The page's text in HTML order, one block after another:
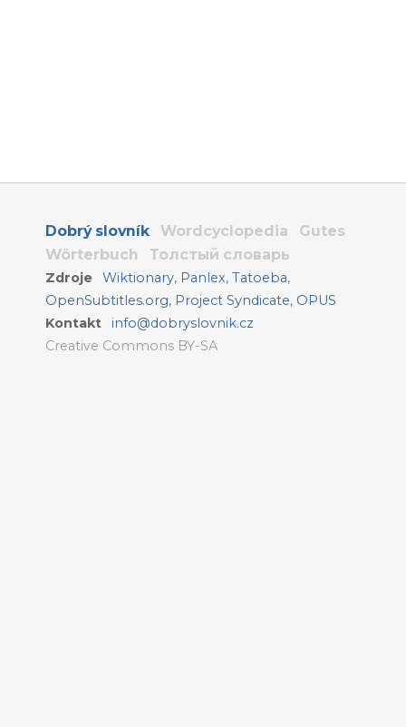
Dobrý slovník Wordcyclopedia
Gutes
Wörterbuch
Толстый словарь
Zdroje Wiktionary, Panlex,Tatoeba,
OpenSubtitles.org, Project Syndicate, OPUS
Kontakt
info@dobryslovnik.cz
Creative Commons BY-SA